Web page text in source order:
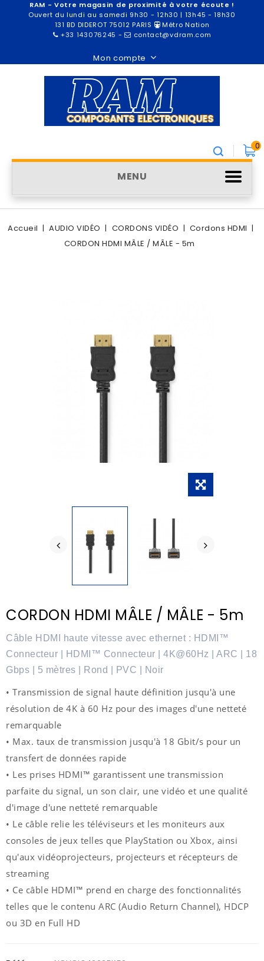
RAM - Votre magasin de proximité à votre écoute !
Ouvert du lundi au samedi 9h30 - 12h30 | 13h45 - 18h30
131 BD DIDEROT 75012 PARIS
Métro Nation
+33 143076245 - contact@vdram.com
Mon compte
0
MENU
Accueil AUDIO VIDÉO CORDONS VIDÉO
Cordons HDMI
CORDON HDMI MÂLE / MÂLE - 5m
CORDON HDMI MÂLE / MÂLE - 5m
Câble HDMI haute vitesse avec ethernet : HDMI™
Connecteur | HDMI™ Connecteur | 4K@60Hz | ARC | 18
Gbps | 5 mètres | Rond | PVC | Noir
• Transmission de signal haute définition jusqu'à une
résolution de 4K à 60 Hz pour des images d'une netteté
remarquable
• Max. taux de transmission jusqu'à 18 Gbit/s pour un
transfert de données rapide
• Les prises HDMI™ garantissent une transmission
parfaite du signal, un son clair, une vidéo et une qualité
d'image d'une netteté remarquable
• Le câble relie les téléviseurs et les moniteurs aux
consoles de jeux telles que PlayStation ou Xbox, ainsi
qu'aux vidéoprojecteurs, projecteurs et récepteurs de
streaming
• Ce câble HDMI™ prend en charge des fonctionnalités
telles que le contenu ARC (Audio Return Channel), HDCP
ou 3D en Full HD